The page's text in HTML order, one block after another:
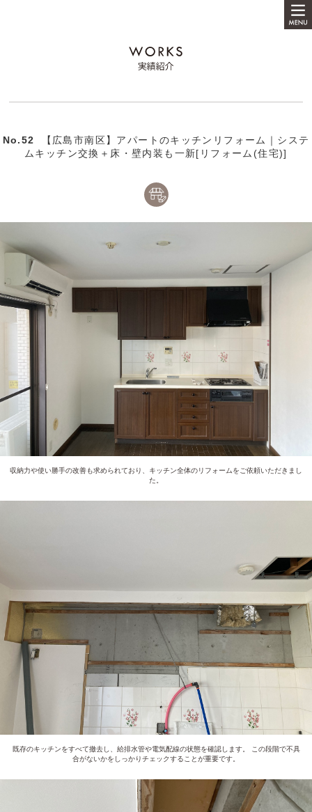
No.52
【広島市南区】アパートのキッチンリフォーム｜システ
ムキッチン交換＋床・壁内装も一新[リフォーム(住宅)]
収納力や使い勝手の改善も求められており、キッチン全体のリフォームをご依頼いただきまし
た。
既存のキッチンをすべて撤去し、給排水管や電気配線の状態を確認します。 この段階で不具
合がないかをしっかりチェックすることが重要です。